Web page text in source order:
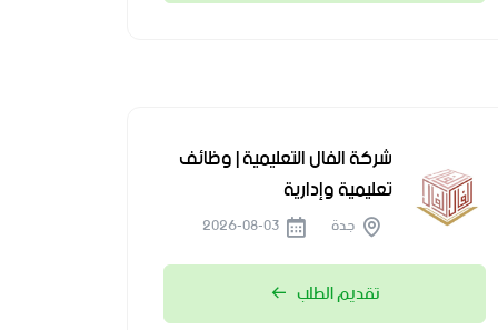
شركة الفال التعليمية | وظائف
تعليمية وإدارية
جدة
تقديم الطلب